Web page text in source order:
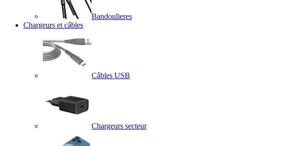
Bandoulieres
Chargeurs et câbles
Câbles USB
Chargeurs secteur